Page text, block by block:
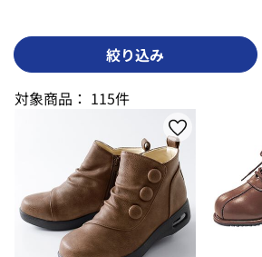
絞り込み
対象商品： 115件